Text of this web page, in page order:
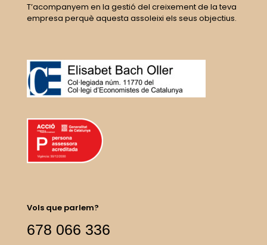
T’acompanyem en la gestió del creixement de la teva
empresa perquè aquesta assoleixi els seus objectius.
Vols que parlem?
678 066 336